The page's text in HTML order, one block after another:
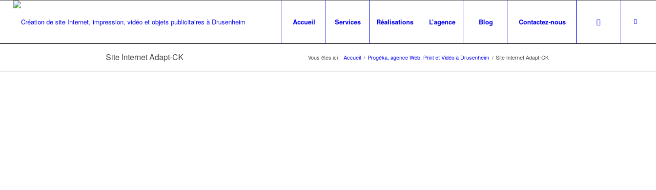
Accueil Services Réalisations L’agence Blog Contactez-nous
Site Internet Adapt-CK Vous êtes ici : Accueil / Progéka, agence Web, Print et Vidéo à Drusenheim / Site Internet Adapt-CK